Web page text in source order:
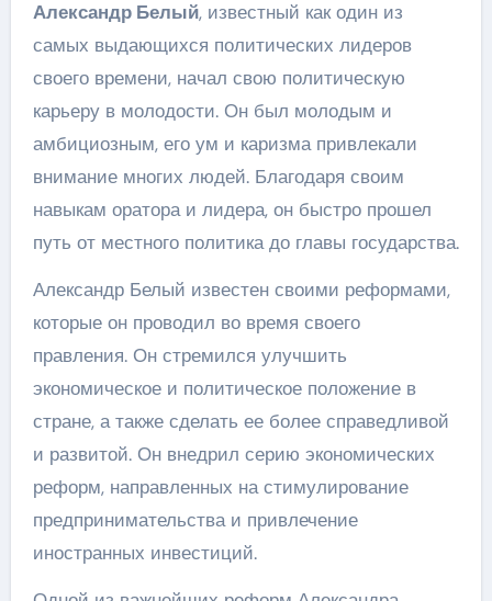
Александр Белый, известный как один из
самых выдающихся политических лидеров
своего времени, начал свою политическую
карьеру в молодости. Он был молодым и
амбициозным, его ум и каризма привлекали
внимание многих людей. Благодаря своим
навыкам оратора и лидера, он быстро прошел
путь от местного политика до главы государства.
Александр Белый известен своими реформами,
которые он проводил во время своего
правления. Он стремился улучшить
экономическое и политическое положение в
стране, а также сделать ее более справедливой
и развитой. Он внедрил серию экономических
реформ, направленных на стимулирование
предпринимательства и привлечение
иностранных инвестиций.